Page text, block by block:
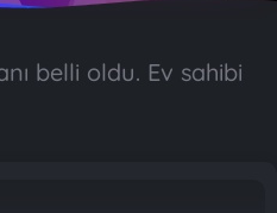
belli oldu. Ev sahibi